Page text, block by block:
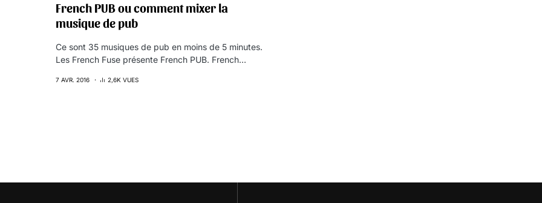
French PUB ou comment mixer la
musique de pub
Ce sont 35 musiques de pub en moins de 5 minutes.
Les French Fuse présente French PUB. French…
7 AVR. 2016 2,6K VUES